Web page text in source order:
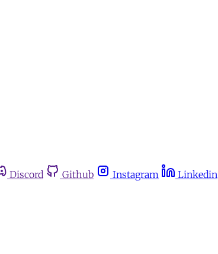
Discord Github Instagram Linkedin